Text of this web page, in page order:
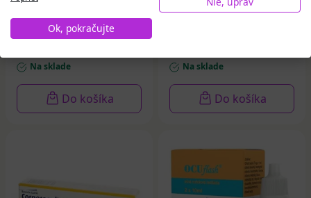
11,43 €
Na sklade
Do košíka
Na sklade
Do košíka
Ok, pokračujte